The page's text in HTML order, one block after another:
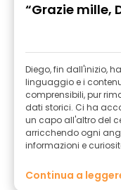
“Grazie mille,
Diego, fin dall'inizio,
linguaggio e i
comprensibili, pur
dati storici. Ci ha
un capo all'altro del
arricchendo ogni
informazioni e
ristoranti a Toledo
visita fantastica.
Continua a